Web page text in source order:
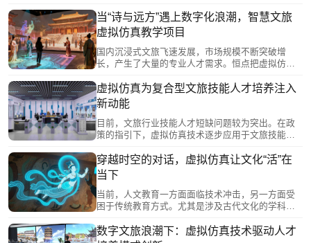
虚拟仿真技术构建虚实结合的实训环境，有效破解
传统实训中高风险场景难实施、与产业脱节等痛
点。该方案精准对接专业教学标准，支持情景化技
能训练与实时智能评价，推动形成产教深度融合、
教学资源动态更新的新型培养模式，为数字文旅人
当“诗与远方”遇上数字化浪潮，智慧文旅
虚拟仿真教学项目
国内沉浸式文旅飞速发展，市场规模不断突破增
长，产生了大量的专业人才需求。恒点把虚拟仿真
数字化转型。通过虚拟仿真技术，构建高保真3D文
化场景，对全国各地的文化遗产、博物馆、历史街
区实现毫米级还原，并参照现实数据模拟光照、季
节、人流等多种动态变量。为学生提供了丰富的教
学场景与充足的实训机会，让理论教学与实践教学
虚拟仿真为复合型文旅技能人才培养注入
新动能
目前，文旅行业技能人才短缺问题较为突出。在政
策的指引下，虚拟仿真技术逐步应用于文旅技能人
养方式。文旅技能专业虚拟仿真实训教学运用现代
信息技术，从教学内容、教学方式、教学管理等方
面对传统实践教学进行创新，可以有效解决传统实
践教学高成本、高风险、现实不可逆等问题，推动
了培训模式从“理论灌输”向“实践赋能”的转变。
穿越时空的对话，虚拟仿真让文化“活”在
当下
当前，人文教育一方面面临技术冲击，另一方面受
困于传统教育方式。尤其是涉及古代文化的学科教
践场景的时空限制更让知行合一沦为空谈。恒点的
数字文旅浪潮下：虚拟仿真技术驱动人才